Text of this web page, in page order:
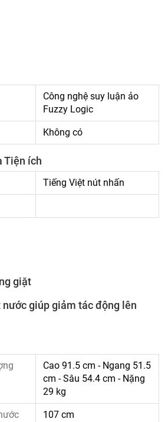
Công nghệ suy luận ảo
Fuzzy Logic
Không có
Tiện ích
Tiếng Việt nút nhấn
giặt
giúp giảm tác động lên
Cao 91.5 cm - Ngang 51.5
cm - Sâu 54.4 cm - Nặng
29 kg
107 cm